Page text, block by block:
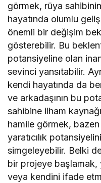
görmek, rüya
hayatında olumlu
önemli bir değişim
gösterebilir. Bu
potansiyeline olan
sevinci yansıtabilir.
kendi hayatında da
ve arkadaşının bu
sahibine ilham
hamile görmek,
yaratıcılık
simgeleyebilir. Belki
bir projeye
veya kendini ifade